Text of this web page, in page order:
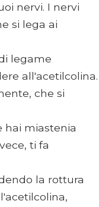
nervi. I nervi
si lega ai
legame
all'acetilcolina.
che si
hai miastenia
ti fa
la rottura